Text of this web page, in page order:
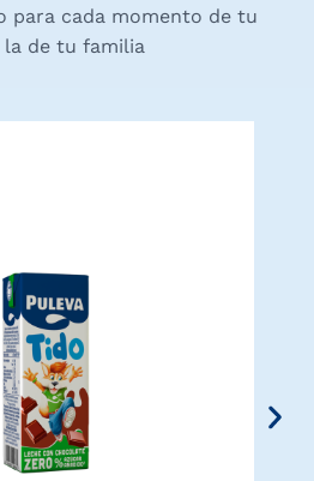
para cada momento de tu
la de tu familia